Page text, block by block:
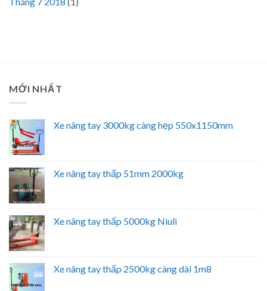
MỚI NHẤT
Xe nâng tay 3000kg càng hẹp 550x1150mm
Xe nâng tay thấp 51mm 2000kg
Xe nâng tay thấp 5000kg Niuli
Xe nâng tay thấp 2500kg càng dài 1m8